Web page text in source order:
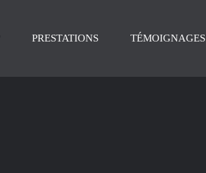
PRESTATIONS TÉMOIGNAGES